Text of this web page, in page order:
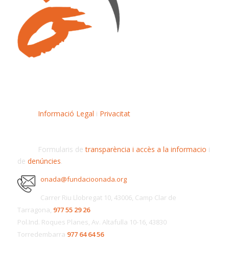
Informació Legal i Privacitat
Formularis detransparència i accès a la informacio i
de denúncies.
onada@fundacioonada.org
Carrer Riu Llobregat 10, 43006, Camp Clar de
Tarragona, 977 55 29 26
Pol.Ind. Roques Planes, Av. Altafulla 10-16, 43830
Torredembarra 977 64 64 56